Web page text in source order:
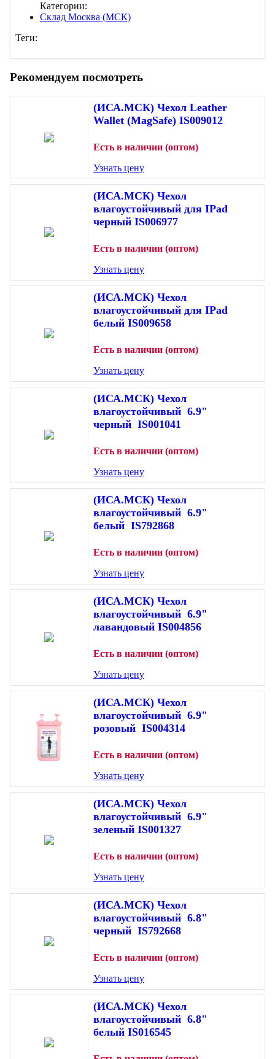
Категории:
Склад Москва (МСК)
Теги:
Рекомендуем посмотреть
(ИСА.МСК) Чехол Leather
Wallet (MagSafe) IS009012
Есть в наличии (оптом)
Узнать цену
(ИСА.МСК) Чехол
влагоустойчивый для IPad
черный IS006977
Есть в наличии (оптом)
Узнать цену
(ИСА.МСК) Чехол
влагоустойчивый для IPad
белый IS009658
Есть в наличии (оптом)
Узнать цену
(ИСА.МСК) Чехол
влагоустойчивый 6.9"
черный IS001041
Есть в наличии (оптом)
Узнать цену
(ИСА.МСК) Чехол
влагоустойчивый 6.9"
белый IS792868
Есть в наличии (оптом)
Узнать цену
(ИСА.МСК) Чехол
влагоустойчивый 6.9"
лавандовый IS004856
Есть в наличии (оптом)
Узнать цену
(ИСА.МСК) Чехол
влагоустойчивый 6.9"
розовый IS004314
Есть в наличии (оптом)
Узнать цену
(ИСА.МСК) Чехол
влагоустойчивый 6.9"
зеленый IS001327
Есть в наличии (оптом)
Узнать цену
(ИСА.МСК) Чехол
влагоустойчивый 6.8"
черный IS792668
Есть в наличии (оптом)
Узнать цену
(ИСА.МСК) Чехол
влагоустойчивый 6.8"
белый IS016545